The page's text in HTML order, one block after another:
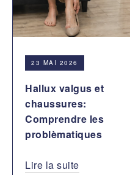
23 MAI 2026
Hallux valgus et
chaussures:
Comprendre les
problèmatiques
Lire la suite